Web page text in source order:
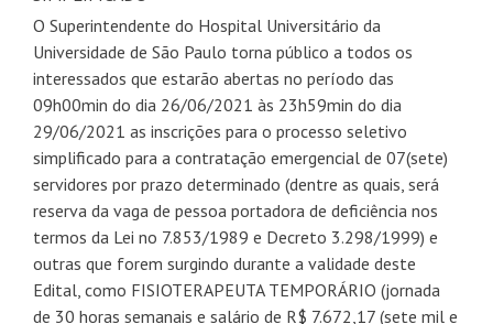
O Superintendente do Hospital Universitário da
Universidade de São Paulo torna público a todos os
interessados que estarão abertas no período das
09h00min do dia 26/06/2021 às 23h59min do dia
29/06/2021 as inscrições para o processo seletivo
simplificado para a contratação emergencial de 07(sete)
servidores por prazo determinado (dentre as quais, será
reserva da vaga de pessoa portadora de deficiência nos
termos da Lei no 7.853/1989 e Decreto 3.298/1999) e
outras que forem surgindo durante a validade deste
Edital, como FISIOTERAPEUTA TEMPORÁRIO (jornada
de 30 horas semanais e salário de R$ 7.672,17 (sete mil e